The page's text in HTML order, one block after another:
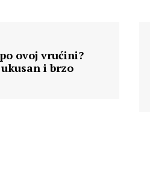
ovoj vrućini?
i brzo